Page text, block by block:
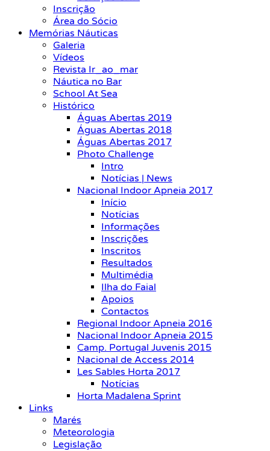
Inscrição
Área do Sócio
Memórias Náuticas
Galeria
Vídeos
Revista Ir_ao_mar
Náutica no Bar
School At Sea
Histórico
Águas Abertas 2019
Águas Abertas 2018
Águas Abertas 2017
Photo Challenge
Intro
Notícias | News
Nacional Indoor Apneia 2017
Início
Notícias
Informações
Inscrições
Inscritos
Resultados
Multimédia
Ilha do Faial
Apoios
Contactos
Regional Indoor Apneia 2016
Nacional Indoor Apneia 2015
Camp. Portugal Juvenis 2015
Nacional de Access 2014
Les Sables Horta 2017
Notícias
Horta Madalena Sprint
Links
Marés
Meteorologia
Legislação